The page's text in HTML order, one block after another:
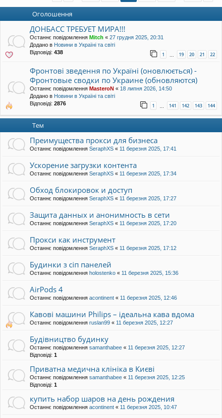
уп
Оголошення
ДОНБАСС ТРЕБУЕТ МИРА!!!
Останнє повідомлення Mitch « 27 грудня 2025, 20:31
Додано в Новини в Україні та світі
Відповіді: 438 1 … 19 20 21 22
Фронтові зведення по Україні (оновлюється) -
Фронтовые сводки по Украине (обновляются)
Останнє повідомлення MasteroN « 18 липня 2026, 14:50
Додано в Новини в Україні та світі
Відповіді: 2876 1 … 141 142 143 144
Тем
Преимущества прокси для бизнеса
Останнє повідомлення SeraphXS « 11 березня 2025, 17:41
Ускорение загрузки контента
Останнє повідомлення SeraphXS « 11 березня 2025, 17:34
Обход блокировок и доступ
Останнє повідомлення SeraphXS « 11 березня 2025, 17:27
Защита данных и анонимность в сети
Останнє повідомлення SeraphXS « 11 березня 2025, 17:20
Прокси как инструмент
Останнє повідомлення SeraphXS « 11 березня 2025, 17:12
Будинки з сіп панелей
Останнє повідомлення holostenko « 11 березня 2025, 15:36
AirPods 4
Останнє повідомлення acontinent « 11 березня 2025, 12:46
Кавові машини Philips – ідеальна кава вдома
Останнє повідомлення ruslan99 « 11 березня 2025, 12:27
Будівництво будинку
Останнє повідомлення samanthabee « 11 березня 2025, 12:27
Відповіді: 1
Приватна медична клініка в Києві
Останнє повідомлення samanthabee « 11 березня 2025, 12:25
Відповіді: 1
купить набор шаров на день рождения
Останнє повідомлення acontinent « 11 березня 2025, 10:47